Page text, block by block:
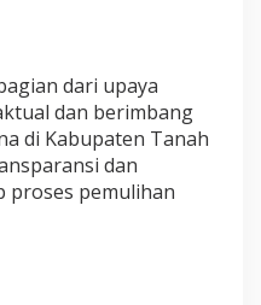
dari upaya
dan berimbang
di Kabupaten Tanah
dan
proses pemulihan